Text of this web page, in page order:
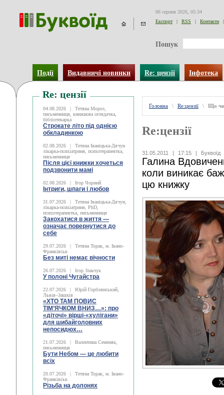
06 серпня 2026, 05:34
Експорт
| RSS | Контакти |
Пошук
Події Видавничі новинки Re: цензії Інфотека
Re: цензії
04.08.2026 |
Тетяна Мороз,
письменниця, книжкова оглядачка,
бібліотекарка
Строкате літо під однією
обкладинкою
02.08.2026 |
Тетяна Іваніцька-Дячун
лікарка-психіатриня, психотерапевтка,
письменниця
Після цієї книжки хочеться
подзвонити мамі
02.08.2026 | Ігор Чорний
Інтриги, шпаги і любов
31.07.2026 |
Тетяна Іваніцька-Дячун,
лікарка-психіатриня, PhD,
психотерапевтка, письменниця
Закохатися в життя —
означає повернутися до
себе
29.07.2026 |
Тетяна Торак, м. Івано-
Франківськ
Без миті немає вічности
26.07.2026 | Ігор Зіньчук
У полоні Чугайстра
22.07.2026 |
Юрій Горблянський,
Львів–Зашків
«ХТО ТАМ ПОВИС
ТІМ’ЯЧКОМ ВНИЗ…»: про
«діточі» вірші-«хулігани»
для шибайголовних
непосидюх…
21.07.2026 |
Валентина Семеняк,
письменниця
Бути Небом ― це любити
всіх
20.07.2026 |
Тетяна Торак, м. Івано-
Франківськ
Різьба на долонях
Головна \ Re:цензії \ Що
Re:цензії
31.05.2011 | 17:15 | Буквоїд
Галина
коли виникає
цю книжку